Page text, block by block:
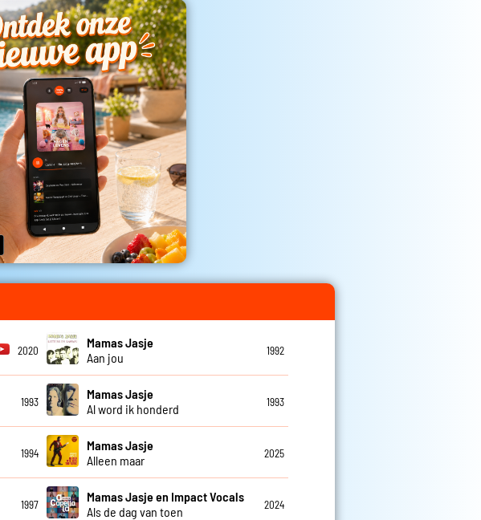
2020
Mamas Jasje
Aan jou
1992
1993
Mamas Jasje
Al word ik honderd
1993
1994
Mamas Jasje
Alleen maar
2025
1997
Mamas Jasje en Impact Vocals
Als de dag van toen
2024